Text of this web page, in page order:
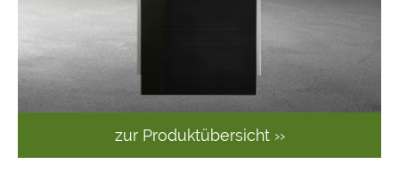
zur Produktübersicht ››